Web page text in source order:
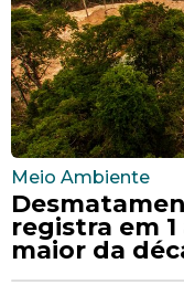
Meio Ambiente
registra em
maior da